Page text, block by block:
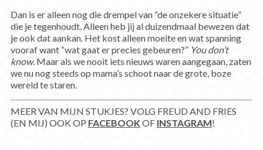
Dan is er alleen nog die drempel van “de onzekere situatie”
die je tegenhoudt. Alleen heb jij al duizendmaal bewezen dat
je ook dat aankan. Het kost alleen moeite en wat spanning
vooraf want “wat gaat er precies gebeuren?” You don’t
know. Maar als we nooit iets nieuws waren aangegaan, zaten
we nu nog steeds op mama’s schoot naar de grote, boze
wereld te staren.
MEER VAN MIJN STUKJES? VOLG FREUD AND FRIES
(EN MIJ) OOK OP FACEBOOK OF INSTAGRAM!